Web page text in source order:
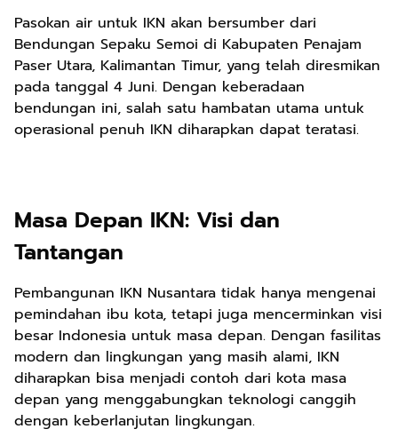
Pasokan air untuk IKN akan bersumber dari
Bendungan Sepaku Semoi di Kabupaten Penajam
Paser Utara, Kalimantan Timur, yang telah diresmikan
pada tanggal 4 Juni. Dengan keberadaan
bendungan ini, salah satu hambatan utama untuk
operasional penuh IKN diharapkan dapat teratasi.
Masa Depan IKN: Visi dan
Tantangan
Pembangunan IKN Nusantara tidak hanya mengenai
pemindahan ibu kota, tetapi juga mencerminkan visi
besar Indonesia untuk masa depan. Dengan fasilitas
modern dan lingkungan yang masih alami, IKN
diharapkan bisa menjadi contoh dari kota masa
depan yang menggabungkan teknologi canggih
dengan keberlanjutan lingkungan.